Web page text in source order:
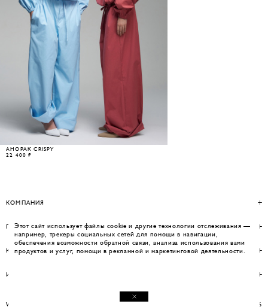
АНОРАК CRISPY
22 400 ₽
КОМПАНИЯ
ПОМОЩЬ
КОНТАКТЫ
ИНФОРМАЦИЯ
WEBSITE BY UMWELT © WOS 2026
Этот сайт использует файлы cookie и другие технологии отслеживания —
например, трекеры социальных сетей для помощи в навигации,
обеспечения возможности обратной связи, анализа использования вами
продуктов и услуг, помощи в рекламной и маркетинговой деятельности.